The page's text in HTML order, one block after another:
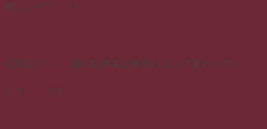
嬉しい(*´▽｀*)
次回は3/14 「 油の欲求度は時代によって変わってい
く？！」です。